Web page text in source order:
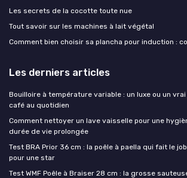
Les secrets de la cocotte toute nue
Tout savoir sur les machines à lait végétal
Comment bien choisir sa plancha pour induction :
Les derniers articles
Bouilloire à température variable : un luxe ou un
café au quotidien
Comment nettoyer un lave vaisselle pour une
durée de vie prolongée
Test BRA Prior 36 cm : la poêle à paella qui fait le
pour une star
Test WMF Poêle à Braiser 28 cm : la grosse